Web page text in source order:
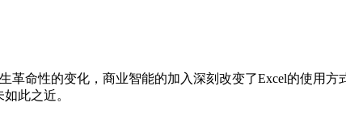
革命性的变化，商业智能的加入深刻改变了Excel的使用
此之近。